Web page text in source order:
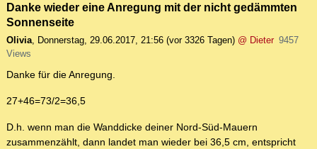
Danke wieder eine Anregung mit der nicht gedämmten
Sonnenseite
Olivia, Donnerstag, 29.06.2017, 21:56 (vor 3326 Tagen) @ Dieter 9457
Views
Danke für die Anregung.
27+46=73/2=36,5
D.h. wenn man die Wanddicke deiner Nord-Süd-Mauern
zusammenzählt, dann landet man wieder bei 36,5 cm, entspricht